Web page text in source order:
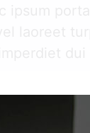
ipsum porta
laoreet
dui